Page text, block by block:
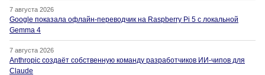
7 августа 2026
Google показала офлайн-переводчик на Raspberry Pi 5 с локальной
Gemma 4
7 августа 2026
Anthropic создаёт собственную команду разработчиков ИИ-чипов для
Claude